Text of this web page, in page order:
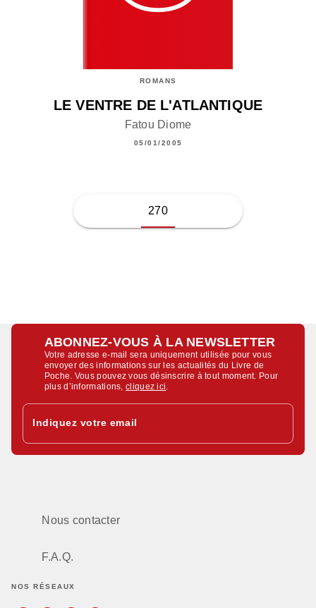
ROMANS
LE VENTRE DE L'ATLANTIQUE
Fatou Diome
05/01/2005
270
ABONNEZ-VOUS À LA NEWSLETTER
Votre adresse e-mail sera uniquement utilisée pour vous
envoyer des informations sur les actualités du Livre de
Poche. Vous pouvez vous désinscrire à tout moment. Pour
plus d’informations,cliquez ici
Indiquez votre email
Nous contacter
F.A.Q.
NOS RÉSEAUX